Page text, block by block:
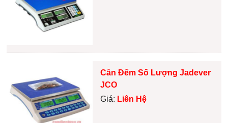
Cân Đếm Số Lượng Jadever
JCO
Giá: Liên Hệ